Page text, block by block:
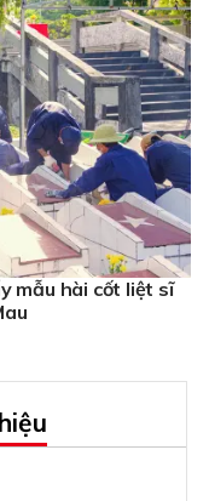
mẫu hài cốt liệt sĩ